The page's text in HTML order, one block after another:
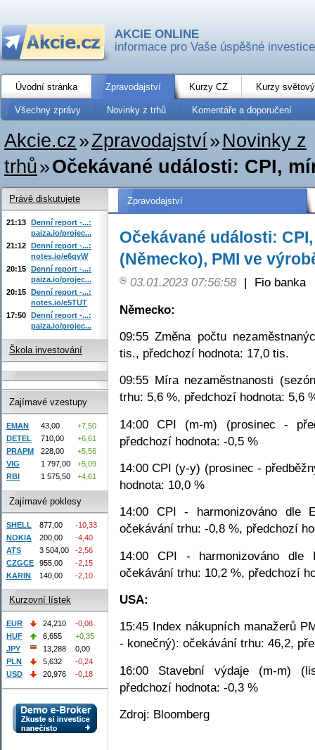
AKCIE ONLINE
informace pro Vaše úspěšné investice
Úvodní stránka Zpravodajství Kurzy CZ Kurzy
Všechny zprávy Novinky z trhů Komentáře a doporučení
Akcie.cz»Zpravodajství» Novinky z
trhů»Očekávané události: CPI,
Zpravodajství
Očekávané události:
(Německo), PMI ve
03.01.2023 07:56:58 |
Fio banka
Německo:
09:55 Změna počtu
tis., předchozí hodnota: 17,0 tis.
09:55 Míra nezaměstnanosti
trhu: 5,6 %, předchozí hodnota: 5,6
14:00 CPI (m-m) (prosinec -
předchozí hodnota: -0,5 %
14:00 CPI (y-y) (prosinec -
hodnota: 10,0 %
14:00 CPI - harmonizováno dle
očekávání trhu: -0,8 %, předchozí
14:00 CPI - harmonizováno
očekávání trhu: 10,2 %, předchozí
USA:
15:45 Index nákupních manažerů
- konečný): očekávání trhu: 46,2,
16:00 Stavební výdaje (m-m)
předchozí hodnota: -0,3 %
Zdroj: Bloomberg
Právě diskutujete
21:13 Denní report -...:
paiza.io/projec...
21:12 Denní report -...:
notes.io/e6qyW
20:15 Denní report -...:
paiza.io/projec...
20:15 Denní report -...:
notes.io/e5TUT
17:50 Denní report -...:
paiza.io/projec...
Škola investování
Zajímavé vzestupy
EMAN 43,00
+7,50
DETEL
710,00
+6,61
PRAPM
228,00
+5,56
VIG
1 797,00
+5,09
RBI
1 575,50 +4,61
Zajímavé poklesy
SHELL 877,00
-10,33
NOKIA
200,00
-4,40
ATS
3 504,00
-2,56
CZGCE
955,00
-2,15
KARIN
140,00 -2,10
Kurzovní lístek
EUR 24,210
-0,08
HUF
6,655
+0,35
JPY
13,288
0,00
PLN
5,632
-0,24
USD
20,976 -0,18